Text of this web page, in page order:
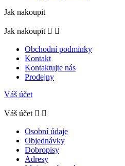
Jak nakoupit
Jak nakoupit  
Obchodní podmínky
Kontakt
Kontaktujte nás
Prodejny
Váš účet
Váš účet  
Osobní údaje
Objednávky
Dobropisy
Adresy